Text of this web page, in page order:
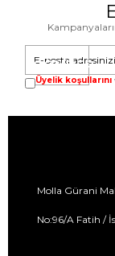
GÖNDER
Üyelik koşullarını
Molla Gürani
No:96/A Fatih /